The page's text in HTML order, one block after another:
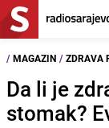
/ MAGAZIN / ZDRAVA
Da li je
stomak?